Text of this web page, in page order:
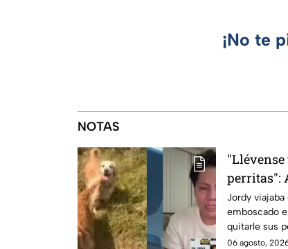
¡No te
NOTAS
perritas":
sus
en
Jordy
emboscado
quitarle sus
a sus perritas.
06 agosto,